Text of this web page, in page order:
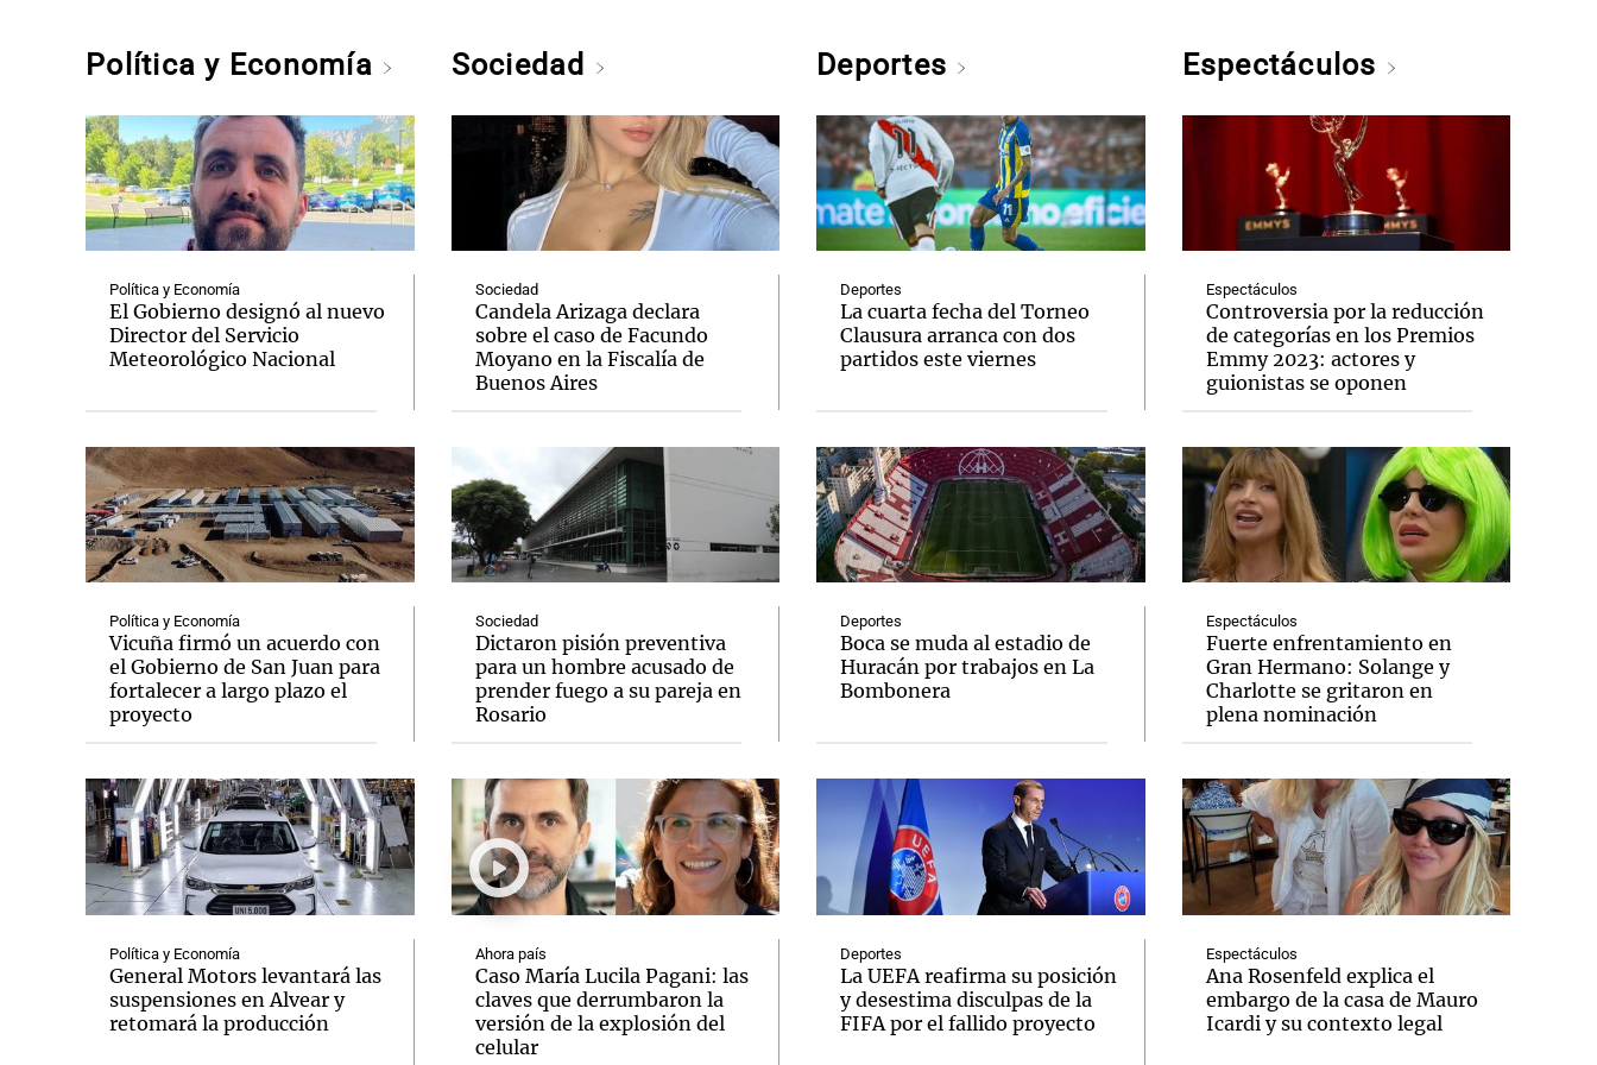
Política y Economía
Política y Economía
El Gobierno designó al nuevo
Director del Servicio
Meteorológico Nacional
Política y Economía
Vicuña firmó un acuerdo con
el Gobierno de San Juan para
fortalecer a largo plazo el
proyecto
Política y Economía
General Motors levantará las
suspensiones en Alvear y
retomará la producción
Sociedad
Sociedad
Candela Arizaga declara
sobre el caso de Facundo
Moyano en la Fiscalía de
Buenos Aires
Sociedad
Dictaron pisión preventiva
para un hombre acusado de
prender fuego a su pareja en
Rosario
Ahora país
Caso María Lucila Pagani: las
claves que derrumbaron la
versión de la explosión del
celular
Deportes
Deportes
La cuarta fecha del Torneo
Clausura arranca con dos
partidos este viernes
Deportes
Boca se muda al estadio de
Huracán por trabajos en La
Bombonera
Deportes
La UEFA reafirma su posición
y desestima disculpas de la
FIFA por el fallido proyecto
Espectáculos
Espectáculos
Controversia por la reducción
de categorías en los Premios
Emmy 2023: actores y
guionistas se oponen
Espectáculos
Fuerte enfrentamiento en
Gran Hermano: Solange y
Charlotte se gritaron en
plena nominación
Espectáculos
Ana Rosenfeld explica el
embargo de la casa de Mauro
Icardi y su contexto legal
Notas Notas
El huracán de Arequito Cadena 3 en Groenlandia
Notas